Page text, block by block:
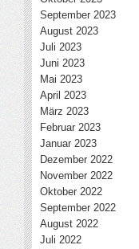
September 2023
August 2023
Juli 2023
Juni 2023
Mai 2023
April 2023
März 2023
Februar 2023
Januar 2023
Dezember 2022
November 2022
Oktober 2022
September 2022
August 2022
Juli 2022